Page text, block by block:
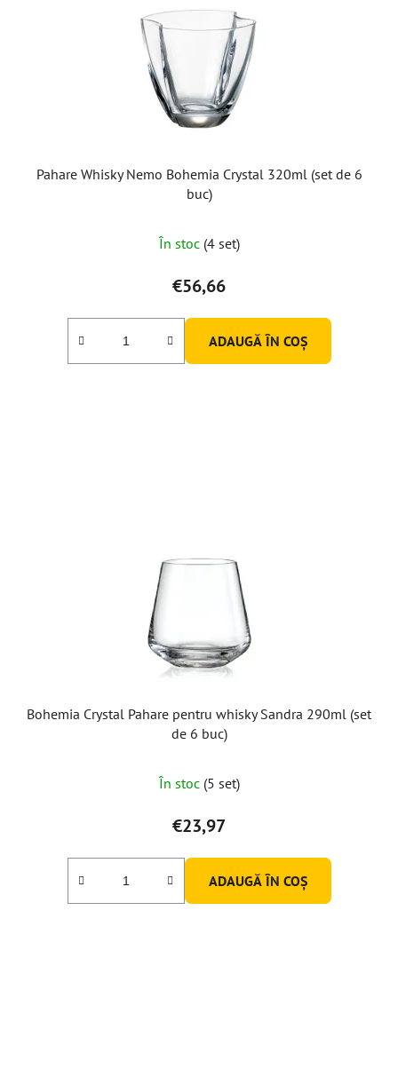
Pahare Whisky Nemo Bohemia Crystal 320ml (set de 6
buc)
În stoc (4 set)
€56,66
ADAUGĂ ÎN COŞ
Bohemia Crystal Pahare pentru whisky Sandra 290ml (set
de 6 buc)
În stoc (5 set)
€23,97
ADAUGĂ ÎN COŞ